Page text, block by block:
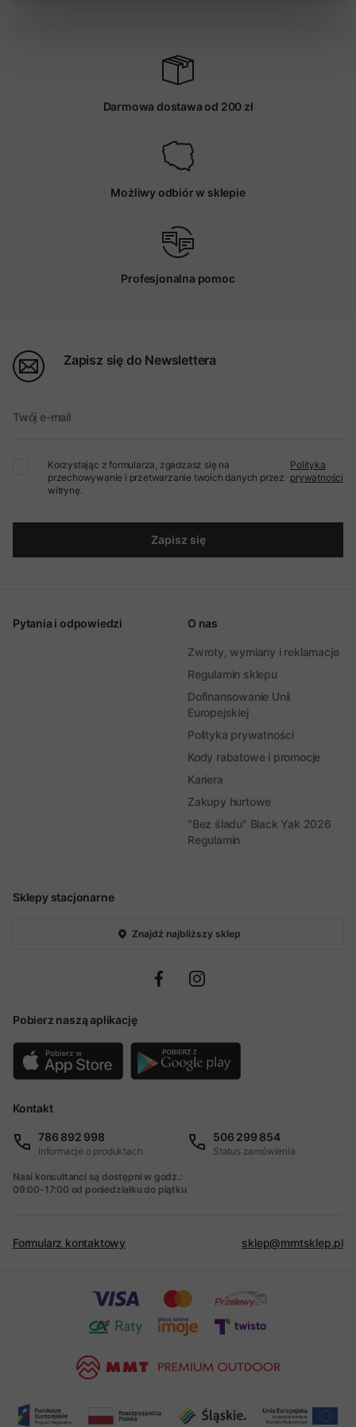
Darmowa dostawa od 200 zł
Możliwy odbiór w sklepie
Profesjonalna pomoc
Zapisz się do Newslettera
Twój e-mail
Korzystając z formularza, zgadzasz się na
przechowywanie i przetwarzanie twoich danych przez
witrynę.
Polityka
prywatności
Zapisz się
Sklepy stacjonarne
Znajdź najbliższy sklep
Pobierz naszą aplikację
Pytania i odpowiedzi O nas
Zwroty, wymiany i reklamacje
Regulamin sklepu
Dofinansowanie Unii
Europejskiej
Polityka prywatności
Kody rabatowe i promocje
Kariera
Zakupy hurtowe
"Bez śladu" Black Yak 2026
Regulamin
Kontakt
786 892 998
Informacje o produktach
506 299 854
Status zamówienia
Nasi konsultanci są dostępni w godz.:
09:00-17:00 od poniedziałku do piątku
Formularz kontaktowy sklep@mmtsklep.pl